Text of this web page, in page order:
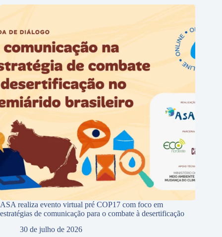
ASA realiza evento virtual pré COP17 com foco em
estratégias de comunicação para o combate à desertificação
30 de julho de 2026